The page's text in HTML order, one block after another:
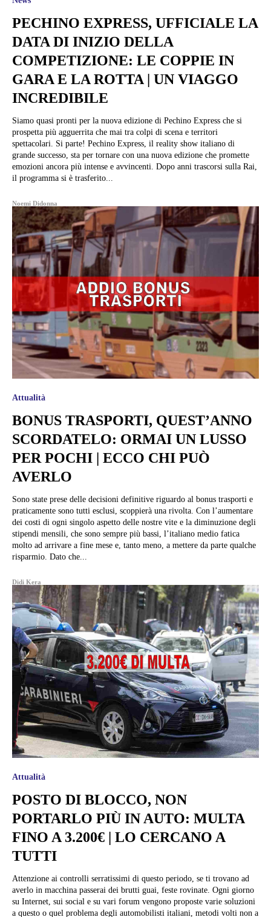
PECHINO EXPRESS, UFFICIALE LA
DATA DI INIZIO DELLA
COMPETIZIONE: LE COPPIE IN
GARA E LA ROTTA | UN VIAGGO
INCREDIBILE
Siamo quasi pronti per la nuova edizione di Pechino Express che si
prospetta più agguerrita che mai tra colpi di scena e territori
spettacolari. Si parte! Pechino Express, il reality show italiano di
grande successo, sta per tornare con una nuova edizione che promette
emozioni ancora più intense e avvincenti. Dopo anni trascorsi sulla Rai,
il programma si è trasferito...
Noemi Didonna
Attualità
BONUS TRASPORTI, QUEST’ANNO
SCORDATELO: ORMAI UN LUSSO
PER POCHI | ECCO CHI PUÒ
AVERLO
Sono state prese delle decisioni definitive riguardo al bonus trasporti e
praticamente sono tutti esclusi, scoppierà una rivolta. Con l’aumentare
dei costi di ogni singolo aspetto delle nostre vite e la diminuzione degli
stipendi mensili, che sono sempre più bassi, l’italiano medio fatica
molto ad arrivare a fine mese e, tanto meno, a mettere da parte qualche
risparmio. Dato che...
Didi Kera
Attualità
POSTO DI BLOCCO, NON
PORTARLO PIÙ IN AUTO: MULTA
FINO A 3.200€ | LO CERCANO A
TUTTI
Attenzione ai controlli serratissimi di questo periodo, se ti trovano ad
averlo in macchina passerai dei brutti guai, feste rovinate. Ogni giorno
su Internet, sui social e su vari forum vengono proposte varie soluzioni
a questo o quel problema degli automobilisti italiani, metodi volti non a